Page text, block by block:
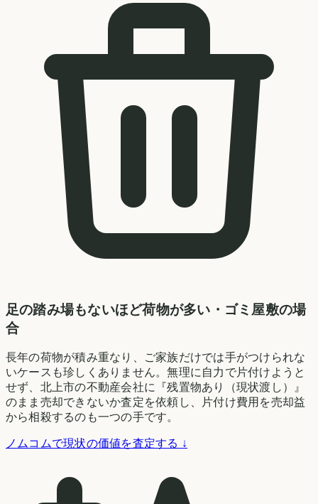
足の踏み場もないほど荷物が多い・ゴミ屋敷の場
合
長年の荷物が積み重なり、ご家族だけでは手がつけられな
いケースも珍しくありません。無理に自力で片付けようと
せず、北上市の不動産会社に『残置物あり（現状渡し）』
のまま売却できないか査定を依頼し、片付け費用を売却益
から相殺するのも一つの手です。
ノムコムで現状の価値を査定する ↓